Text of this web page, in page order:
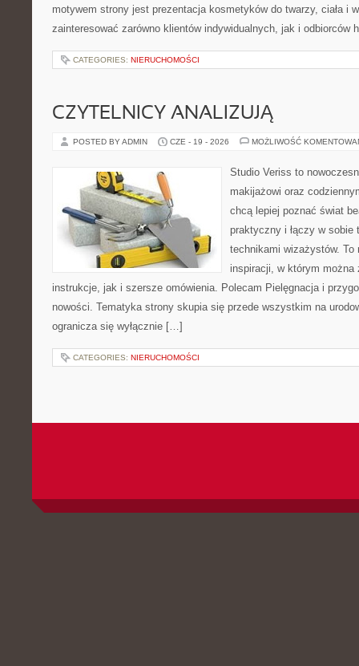
motywem strony jest prezentacja kosmetyków do twarzy, ciała i
zainteresować zarówno klientów indywidualnych, jak i
CATEGORIES: NIERUCHOMOŚCI
CZYTELNICY ANALIZUJĄ
POSTED BY ADMIN CZE - 19 - 2026 MOŻLIWOŚĆ
Studio Veriss to
makijażowi oraz
chcą lepiej poznać świat
praktyczny i łączy w sobie
technikami wizażystów. To
inspiracji, w którym można
instrukcje, jak i szersze omówienia. Polecam Pielęgnacja i
nowości. Tematyka strony skupia się przede wszystkim na
ogranicza się wyłącznie […]
CATEGORIES: NIERUCHOMOŚCI